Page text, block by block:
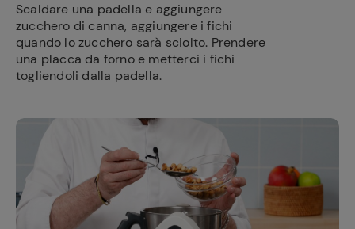
Scaldare una padella e aggiungere
zucchero di canna, aggiungere i fichi
quando lo zucchero sarà sciolto. Prendere
una placca da forno e metterci i fichi
togliendoli dalla padella.